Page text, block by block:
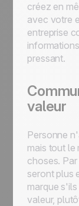
créez en
avec votre
entreprise
pressant.
valeur
Personne
mais tout le
choses.
seront plus
marque
valeur,